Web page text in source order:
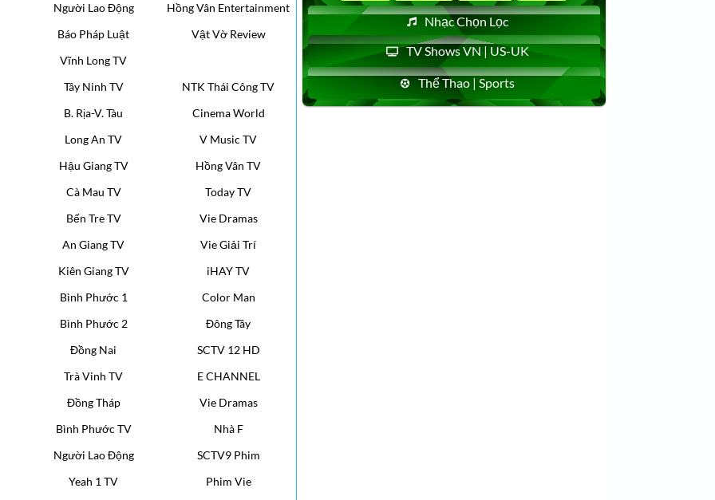
Người Lao Động
Hồng Vân Entertainment
Báo Pháp Luật
Vật Vờ Review
Vĩnh Long TV
Tây Ninh TV
NTK Thái Công TV
B. Rịa-V. Tàu
Cinema World
Long An TV
V Music TV
Hậu Giang TV
Hồng Vân TV
Cà Mau TV
Today TV
Bến Tre TV
Vie Dramas
An Giang TV
Vie Giải Trí
Kiên Giang TV
iHAY TV
Bình Phước 1
Color Man
Bình Phước 2
Đông Tây
Đồng Nai
SCTV 12 HD
Trà Vinh TV
E CHANNEL
Đồng Tháp
Vie Dramas
Bình Phước TV
Nhà F
Người Lao Động
SCTV9 Phim
Yeah 1 TV
Phim Vie
Nhạc Chọn Lọc
TV Shows VN | US-UK
Thể Thao | Sports